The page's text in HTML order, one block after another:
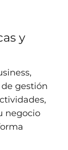
y
gestión
negocio